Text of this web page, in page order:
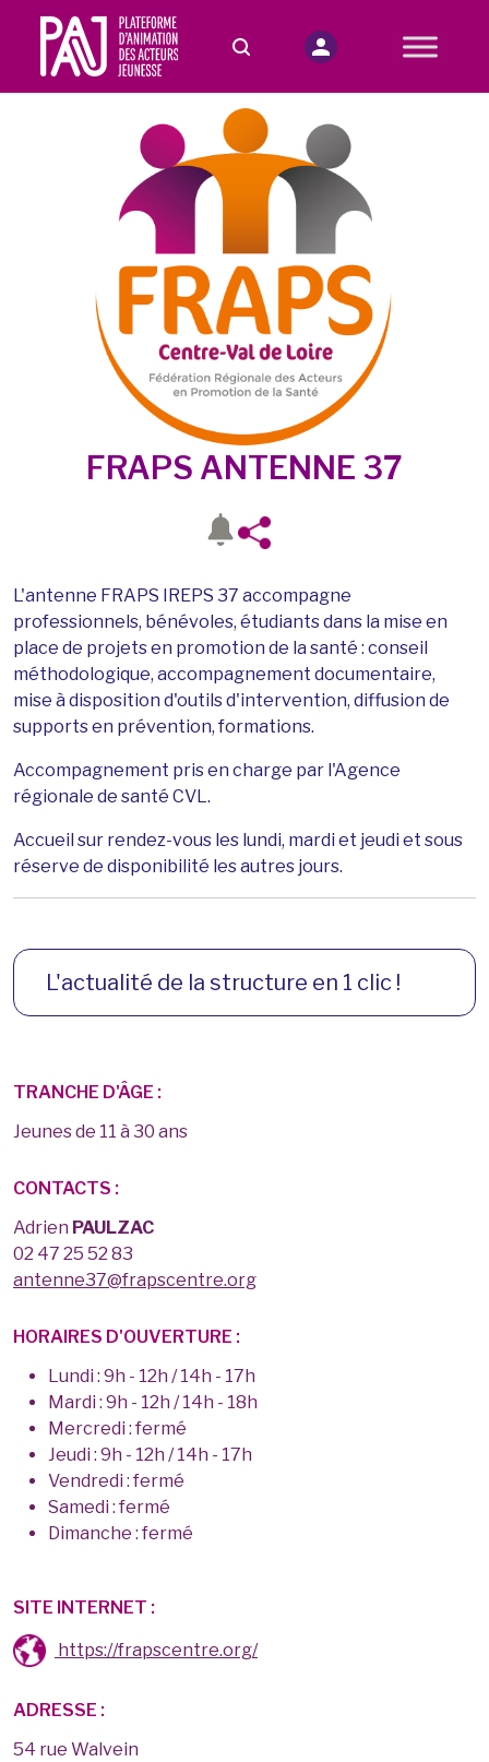
FRAPS ANTENNE 37
L'antenne FRAPS IREPS 37 accompagne
professionnels, bénévoles, étudiants dans la mise en
place de projets en promotion de la santé : conseil
méthodologique, accompagnement documentaire,
mise à disposition d'outils d'intervention, diffusion de
supports en prévention, formations.
Accompagnement pris en charge par l'Agence
régionale de santé CVL.
Accueil sur rendez-vous les lundi, mardi et jeudi et sous
réserve de disponibilité les autres jours.
L'actualité de la structure en 1 clic !
TRANCHE D'ÂGE :
Jeunes de 11 à 30 ans
CONTACTS :
Adrien PAULZAC
02 47 25 52 83
antenne37@frapscentre.org
HORAIRES D'OUVERTURE :
Lundi : 9h - 12h / 14h - 17h
Mardi : 9h - 12h / 14h - 18h
Mercredi : fermé
Jeudi : 9h - 12h / 14h - 17h
Vendredi : fermé
Samedi : fermé
Dimanche : fermé
SITE INTERNET :
https://frapscentre.org/
ADRESSE :
54 rue Walvein